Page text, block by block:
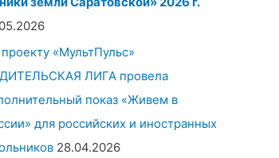
«МультПульс»
ЛИГА провела
показ «Живем в
для российских и иностранных
28.04.2026